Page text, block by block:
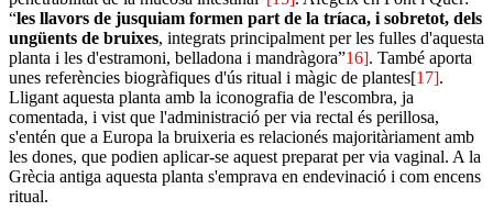
“les llavors de jusquiam formen part de la tríaca, i sobretot, dels
ungüents de bruixes, integrats principalment per les fulles d'aquesta
planta i les d'estramoni, belladona i mandràgora”16]. També aporta
unes referències biogràfiques d'ús ritual i màgic de plantes[17].
Lligant aquesta planta amb la iconografia de l'escombra, ja
comentada, i vist que l'administració per via rectal és perillosa,
s'entén que a Europa la bruixeria es relacionés majoritàriament amb
les dones, que podien aplicar-se aquest preparat per via vaginal. A la
Grècia antiga aquesta planta s'emprava en endevinació i com encens
ritual.